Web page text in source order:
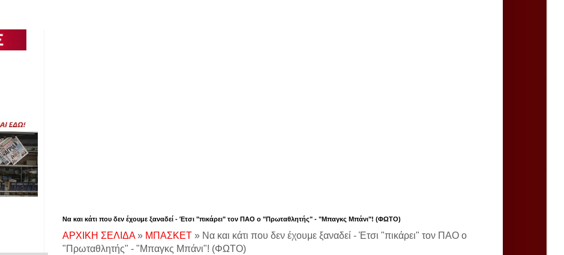
Να και κάτι που δεν έχουμε ξαναδεί - Έτσι "πικάρει" τον ΠΑΟ ο "Πρωταθλητής" - "Μπαγκς Μπάνι"! (ΦΩΤΟ)
ΑΡΧΙΚΗ ΣΕΛΙΔΑ» ΜΠΑΣΚΕΤ » Να και κάτι που δεν έχουμε ξαναδεί - Έτσι "πικάρει" τον ΠΑΟ ο
"Πρωταθλητής" - "Μπαγκς Μπάνι"! (ΦΩΤΟ)